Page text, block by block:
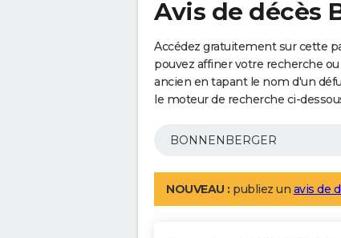
Avis de décès
Accédez gratuitement sur cette
pouvez affiner votre recherche
ancien en tapant le nom d'un
le moteur de recherche ci-
NOUVEAU : publiez un avis de